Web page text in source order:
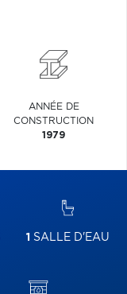
ANNÉE DE
CONSTRUCTION
1979
1 SALLE D'EAU